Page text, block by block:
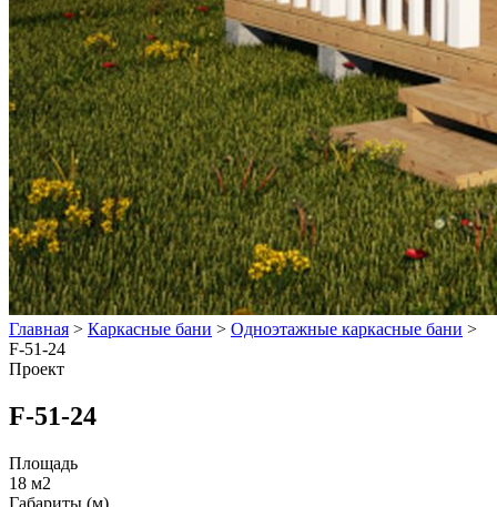
Главная > Каркасные бани > Одноэтажные каркасные бани >
F-51-24
Проект
F-51-24
Площадь
18 м2
Габариты (м)